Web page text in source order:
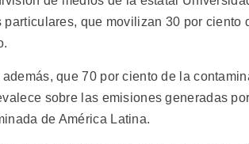
particulares, que movilizan 30 por
que 70 por ciento de la
sobre las emisiones generadas
de América Latina.